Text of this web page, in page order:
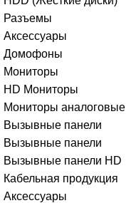
Разъемы
Аксессуары
Домофоны
Мониторы
HD Мониторы
Мониторы аналоговые
Вызывные панели
Вызывные панели
Вызывные панели HD
Кабельная продукция
Аксессуары